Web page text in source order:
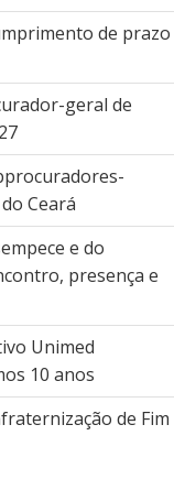
de prazo
geral de
Ceará
e do
presença e
Unimed
10 anos
de Fim